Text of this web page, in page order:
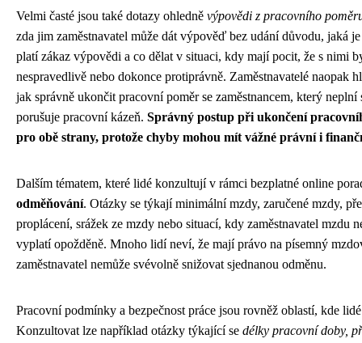
Velmi časté jsou také dotazy ohledně výpovědi z pracovního
zda jim zaměstnavatel může dát výpověď bez udání důvodu, jaká
platí zákaz výpovědi a co dělat v situaci, kdy mají pocit, že s nimi
nespravedlivě nebo dokonce protiprávně. Zaměstnavatelé naopak
jak správně ukončit pracovní poměr se zaměstnancem, který
porušuje pracovní kázeň. Správný postup při ukončení
pro obě strany, protože chyby mohou mít vážné právní i
Dalším tématem, které lidé konzultují v rámci bezplatné online
odměňování. Otázky se týkají minimální mzdy, zaručené mzdy,
proplácení, srážek ze mzdy nebo situací, kdy zaměstnavatel mzdu
vyplatí opožděně. Mnoho lidí neví, že mají právo na písemný
zaměstnavatel nemůže svévolně snižovat sjednanou odměnu.
Pracovní podmínky a bezpečnost práce jsou rovněž oblastí, kde
Konzultovat lze například otázky týkající se délky pracovní doby,